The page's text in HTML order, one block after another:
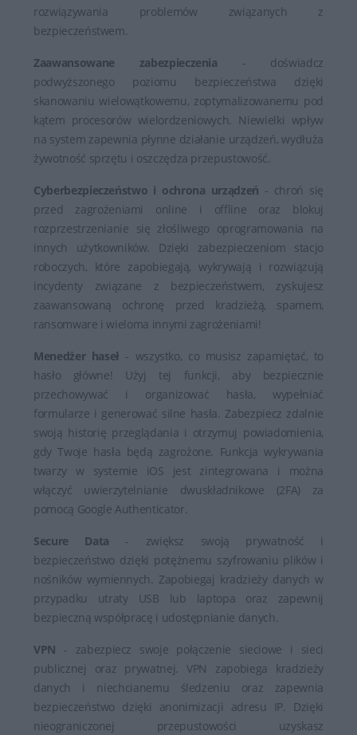
rozwiązywania problemów związanych z
bezpieczeństwem.
Zaawansowane zabezpieczenia - doświadcz
podwyższonego poziomu bezpieczeństwa dzięki
skanowaniu wielowątkowemu, zoptymalizowanemu pod
kątem procesorów wielordzeniowych. Niewielki wpływ
na system zapewnia płynne działanie urządzeń, wydłuża
żywotność sprzętu i oszczędza przepustowość.
Cyberbezpieczeństwo i ochrona urządzeń - chroń się
przed zagrożeniami online i offline oraz blokuj
rozprzestrzenianie się złośliwego oprogramowania na
innych użytkowników. Dzięki zabezpieczeniom stacjo
roboczych, które zapobiegają, wykrywają i rozwiązują
incydenty związane z bezpieczeństwem, zyskujesz
zaawansowaną ochronę przed kradzieżą, spamem,
ransomware i wieloma innymi zagrożeniami!
Menedżer haseł - wszystko, co musisz zapamiętać, to
hasło główne! Użyj tej funkcji, aby bezpiecznie
przechowywać i organizować hasła, wypełniać
formularze i generować silne hasła. Zabezpiecz zdalnie
swoją historię przeglądania i otrzymuj powiadomienia,
gdy Twoje hasła będą zagrożone. Funkcja wykrywania
twarzy w systemie iOS jest zintegrowana i można
włączyć uwierzytelnianie dwuskładnikowe (2FA) za
pomocą Google Authenticator.
Secure Data - zwiększ swoją prywatność i
bezpieczeństwo dzięki potężnemu szyfrowaniu plików i
nośników wymiennych. Zapobiegaj kradzieży danych w
przypadku utraty USB lub laptopa oraz zapewnij
bezpieczną współpracę i udostępnianie danych.
VPN - zabezpiecz swoje połączenie sieciowe i sieci
publicznej oraz prywatnej. VPN zapobiega kradzieży
danych i niechcianemu śledzeniu oraz zapewnia
bezpieczeństwo dzięki anonimizacji adresu IP. Dzięki
nieograniczonej przepustowości uzyskasz